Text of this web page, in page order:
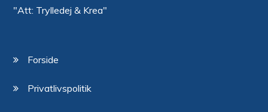
"Att: Trylledej & Krea"
Forside
Privatlivspolitik